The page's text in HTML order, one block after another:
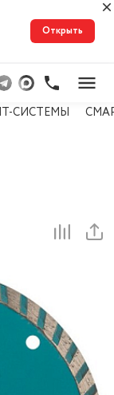
Открыть
СИСТЕМЫ